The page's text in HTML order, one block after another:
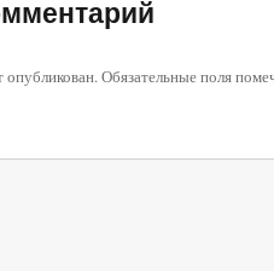
Обязательные поля